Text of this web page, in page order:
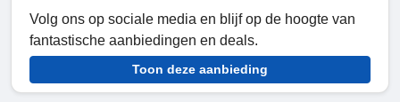
Volg ons op sociale media en blijf op de hoogte van
fantastische aanbiedingen en deals.
Toon deze aanbieding